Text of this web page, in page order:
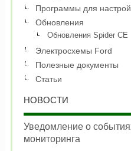
Программы для
Обновления
Обновления Spider CE
Электросхемы Ford
Полезные документы
Статьи
НОВОСТИ
Уведомление о
мониторинга